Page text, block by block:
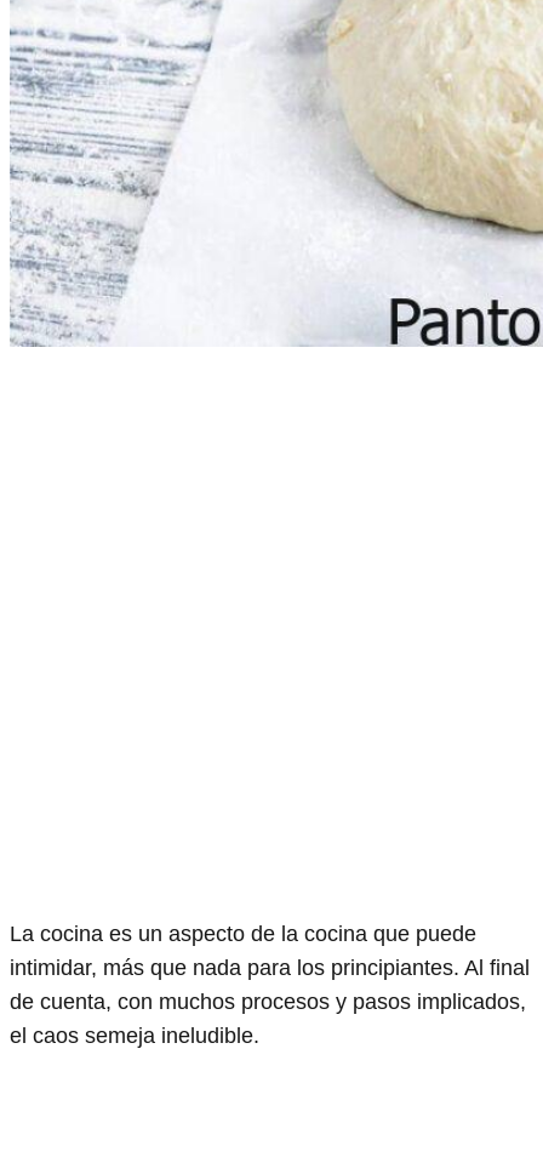
La cocina es un aspecto de la cocina que puede
intimidar, más que nada para los principiantes. Al final
de cuenta, con muchos procesos y pasos implicados,
el caos semeja ineludible.